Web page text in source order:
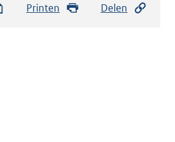
Printen Delen